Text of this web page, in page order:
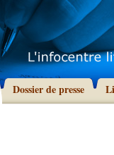
Dossier de presse